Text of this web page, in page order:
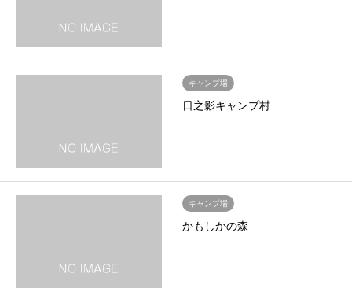
キャンプ場
日之影キャンプ村
キャンプ場
かもしかの森